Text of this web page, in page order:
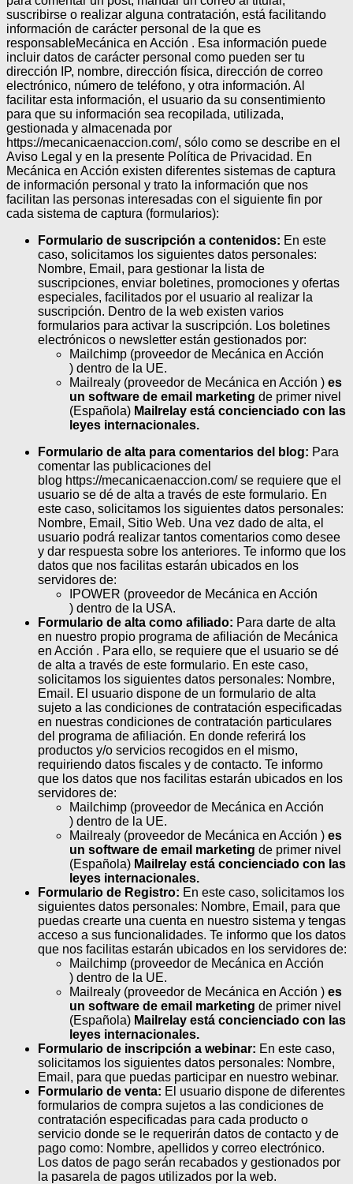
suscribirse o realizar alguna contratación, está facilitando
información de carácter personal de la que es
responsableMecánica en Acción . Esa información puede
incluir datos de carácter personal como pueden ser tu
dirección IP, nombre, dirección física, dirección de correo
electrónico, número de teléfono, y otra información. Al
facilitar esta información, el usuario da su consentimiento
para que su información sea recopilada, utilizada,
gestionada y almacenada por
https://mecanicaenaccion.com/, sólo como se describe en el
Aviso Legal y en la presente Política de Privacidad. En
Mecánica en Acción existen diferentes sistemas de captura
de información personal y trato la información que nos
facilitan las personas interesadas con el siguiente fin por
cada sistema de captura (formularios):
Formulario de suscripción a contenidos: En este
caso, solicitamos los siguientes datos personales:
Nombre, Email, para gestionar la lista de
suscripciones, enviar boletines, promociones y ofertas
especiales, facilitados por el usuario al realizar la
suscripción. Dentro de la web existen varios
formularios para activar la suscripción. Los boletines
electrónicos o newsletter están gestionados por:
Mailchimp (proveedor de Mecánica en Acción
) dentro de la UE.
Mailrealy (proveedor de Mecánica en Acción ) es
un software de email marketing de primer nivel
(Española) Mailrelay está concienciado con las
leyes internacionales.
Formulario de alta para comentarios del blog: Para
comentar las publicaciones del
blog https://mecanicaenaccion.com/ se requiere que el
usuario se dé de alta a través de este formulario. En
este caso, solicitamos los siguientes datos personales:
Nombre, Email, Sitio Web. Una vez dado de alta, el
usuario podrá realizar tantos comentarios como desee
y dar respuesta sobre los anteriores. Te informo que los
datos que nos facilitas estarán ubicados en los
servidores de:
IPOWER (proveedor de Mecánica en Acción
) dentro de la USA.
Formulario de alta como afiliado: Para darte de alta
en nuestro propio programa de afiliación de Mecánica
en Acción . Para ello, se requiere que el usuario se dé
de alta a través de este formulario. En este caso,
solicitamos los siguientes datos personales: Nombre,
Email. El usuario dispone de un formulario de alta
sujeto a las condiciones de contratación especificadas
en nuestras condiciones de contratación particulares
del programa de afiliación. En donde referirá los
productos y/o servicios recogidos en el mismo,
requiriendo datos fiscales y de contacto. Te informo
que los datos que nos facilitas estarán ubicados en los
servidores de:
Mailchimp (proveedor de Mecánica en Acción
) dentro de la UE.
Mailrealy (proveedor de Mecánica en Acción ) es
un software de email marketing de primer nivel
(Española) Mailrelay está concienciado con las
leyes internacionales.
Formulario de Registro: En este caso, solicitamos los
siguientes datos personales: Nombre, Email, para que
puedas crearte una cuenta en nuestro sistema y tengas
acceso a sus funcionalidades. Te informo que los datos
que nos facilitas estarán ubicados en los servidores de:
Mailchimp (proveedor de Mecánica en Acción
) dentro de la UE.
Mailrealy (proveedor de Mecánica en Acción ) es
un software de email marketing de primer nivel
(Española) Mailrelay está concienciado con las
leyes internacionales.
Formulario de inscripción a webinar: En este caso,
solicitamos los siguientes datos personales: Nombre,
Email, para que puedas participar en nuestro webinar.
Formulario de venta: El usuario dispone de diferentes
formularios de compra sujetos a las condiciones de
contratación especificadas para cada producto o
servicio donde se le requerirán datos de contacto y de
pago como: Nombre, apellidos y correo electrónico.
Los datos de pago serán recabados y gestionados por
la pasarela de pagos utilizados por la web.